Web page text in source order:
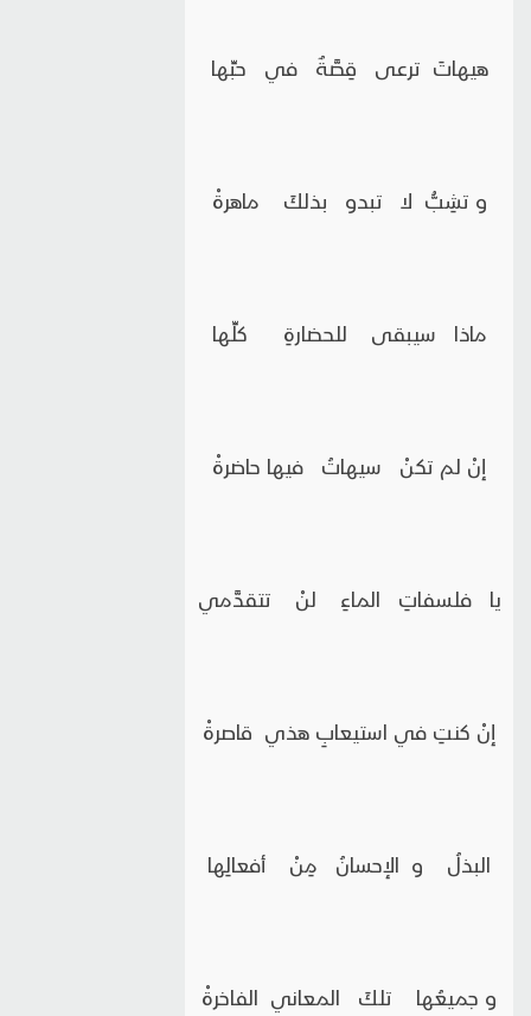
هيهاتَ ترعى قِصَّةٌ في حبِّها
و تشِبُّ لا تبدو بذلكَ ماهرةْ
ماذا سيبقى للحضارةِ كلِّها
إنْ لم تكنْ سيهاتُ فيها حاضرةْ
يا فلسفاتِ الماءِ لنْ تتقدَّمي
إنْ كنتِ في استيعابِ هذي قاصرةْ
البذلُ و الإحسانُ مِنْ أفعالِها
و جميعُها تلكَ المعاني الفاخرةْ